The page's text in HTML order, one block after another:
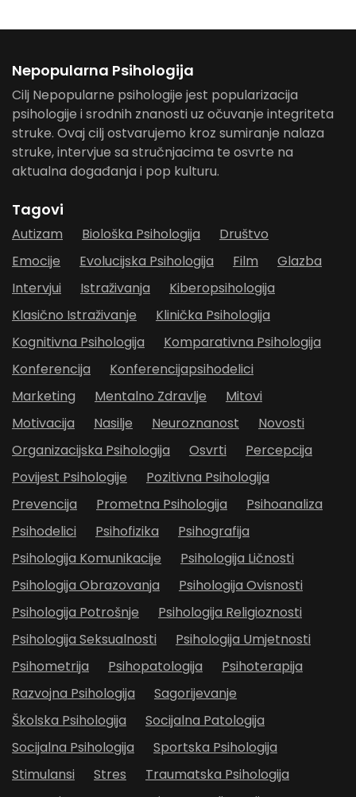
Nepopularna Psihologija
Cilj Nepopularne psihologije jest popularizacija
psihologije i srodnih znanosti uz očuvanje integriteta
struke. Ovaj cilj ostvarujemo kroz sumiranje nalaza
struke, intervjue sa stručnjacima te osvrte na
aktualna događanja i pop kulturu.
Tagovi
Autizam Biološka Psihologija
Društvo
Emocije
Evolucijska Psihologija Film
Glazba
Intervjui
Istraživanja
Kiberopsihologija
Klasično Istraživanje
Klinička Psihologija
Kognitivna Psihologija
Komparativna Psihologija
Konferencija
Konferencijapsihodelici
Marketing
Mentalno Zdravlje
Mitovi
Motivacija
Nasilje Neuroznanost
Novosti
Organizacijska Psihologija
Osvrti
Percepcija
Povijest Psihologije
Pozitivna Psihologija
Prevencija
Prometna Psihologija
Psihoanaliza
Psihodelici
Psihofizika
Psihografija
Psihologija Komunikacije
Psihologija Ličnosti
Psihologija Obrazovanja
Psihologija Ovisnosti
Psihologija Potrošnje
Psihologija Religioznosti
Psihologija Seksualnosti
Psihologija Umjetnosti
Psihometrija
Psihopatologija
Psihoterapija
Razvojna Psihologija
Sagorijevanje
Školska Psihologija
Socijalna Patologija
Socijalna Psihologija
Sportska Psihologija
Stimulansi
Stres
Traumatska Psihologija